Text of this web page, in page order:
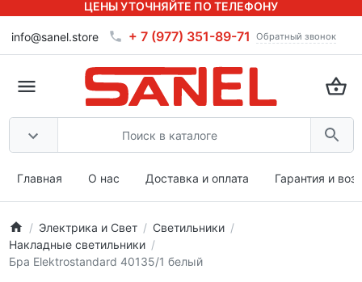
ЦЕНЫ УТОЧНЯЙТЕ ПО ТЕЛЕФОНУ
info@sanel.store + 7 (977) 351-89-71 Обратный звонок
Главная О нас Доставка и оплата Гарантия и
Электрика и Свет
Светильники
Накладные светильники
Бра Elektrostandard 40135/1 белый